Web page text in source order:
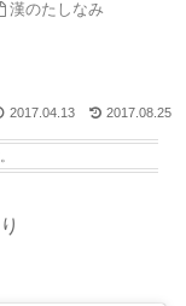
漢のたしなみ
2017.08.25
2017.04.13